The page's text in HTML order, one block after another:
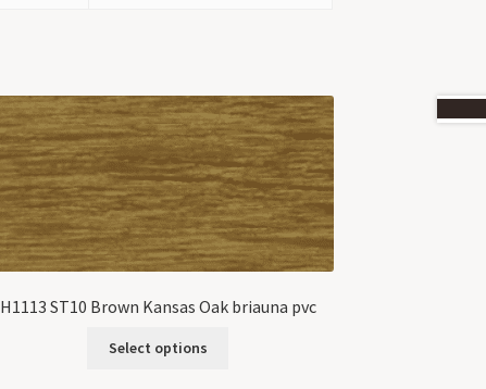
H1113 ST10 Brown Kansas Oak briauna pvc
Select options